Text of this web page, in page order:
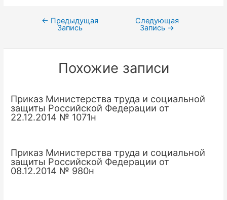
Навигация
записям
← Предыдущая
Запись
Следующая
Запись →
Похожие записи
Приказ Министерства труда и социальной
защиты Российской Федерации от
22.12.2014 № 1071н
Приказ Министерства труда и социальной
защиты Российской Федерации от
08.12.2014 № 980н